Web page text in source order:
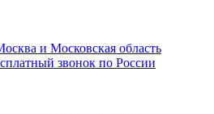
и Московская область
звонок по России